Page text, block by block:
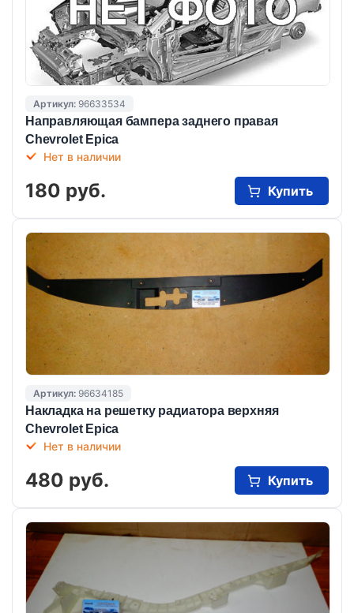
Артикул: 96633534
Направляющая бампера заднего правая
Chevrolet Epica
Нет в наличии
180 руб. Купить
Артикул: 96634185
Накладка на решетку радиатора верхняя
Chevrolet Epica
Нет в наличии
480 руб. Купить